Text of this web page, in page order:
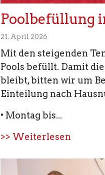
Poolbefüllung
21. April 2026
Mit den steigenden
Pools befüllt. Damit
bleibt, bitten wir um
Einteilung nach
• Montag bis...
>> Weiterlesen